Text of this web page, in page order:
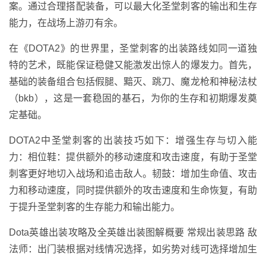
案。通过合理搭配装备，可以最大化圣堂刺客的输出和生存
能力，在战场上游刃有余。
在《DOTA2》的世界里，圣堂刺客的出装路线如同一道独
特的艺术，既能保证稳健又能激发出惊人的爆发力。首先，
基础的装备组合包括假腿、黯灭、跳刀、魔龙枪和神秘法杖
（bkb），这是一套稳固的基石，为你的生存和初期爆发奠
定基础。
DOTA2中圣堂刺客的出装技巧如下：增强生存与切入能
力：相位鞋：提供额外的移动速度和攻击速度，有助于圣堂
刺客更好地切入战场和追击敌人。韧鼓：增加生命值、攻击
力和移动速度，同时提供额外的攻击速度和生命恢复，有助
于提升圣堂刺客的生存能力和输出能力。
Dota英雄出装攻略及全英雄出装图解概要 常规出装思路 敌
法师：出门装根据对线情况选择，如劣势对线可选择增加生